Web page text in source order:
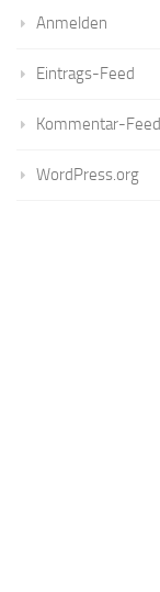
Anmelden
Eintrags-Feed
Kommentar-Feed
WordPress.org